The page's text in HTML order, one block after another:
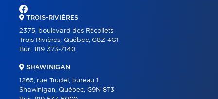
TROIS-RIVIÈRES
2375, boulevard des Récollets
Trois-Rivières, Québec, G8Z 4G1
Bur.: 819 373-7140
SHAWINIGAN
1265, rue Trudel, bureau 1
Shawinigan, Québec, G9N 8T3